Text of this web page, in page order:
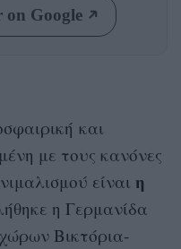
Google
και
με τους κανόνες
είναι η
η Γερμανίδα
Βικτόρια-